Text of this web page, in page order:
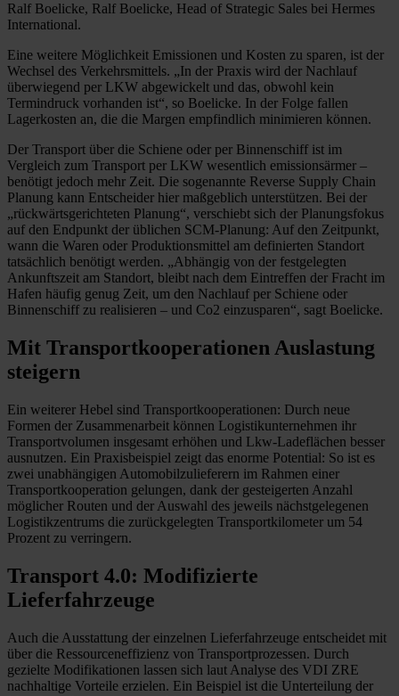
Ralf Boelicke, Ralf Boelicke, Head of Strategic Sales bei Hermes
International.
Eine weitere Möglichkeit Emissionen und Kosten zu sparen, ist der
Wechsel des Verkehrsmittels. „In der Praxis wird der Nachlauf
überwiegend per LKW abgewickelt und das, obwohl kein
Termindruck vorhanden ist“, so Boelicke. In der Folge fallen
Lagerkosten an, die die Margen empfindlich minimieren können.
Der Transport über die Schiene oder per Binnenschiff ist im
Vergleich zum Transport per LKW wesentlich emissionsärmer –
benötigt jedoch mehr Zeit. Die sogenannte Reverse Supply Chain
Planung kann Entscheider hier maßgeblich unterstützen. Bei der
„rückwärtsgerichteten Planung“, verschiebt sich der Planungsfokus
auf den Endpunkt der üblichen SCM-Planung: Auf den Zeitpunkt,
wann die Waren oder Produktionsmittel am definierten Standort
tatsächlich benötigt werden. „Abhängig von der festgelegten
Ankunftszeit am Standort, bleibt nach dem Eintreffen der Fracht im
Hafen häufig genug Zeit, um den Nachlauf per Schiene oder
Binnenschiff zu realisieren – und Co2 einzusparen“, sagt Boelicke.
Mit Transportkooperationen Auslastung
steigern
Ein weiterer Hebel sind Transportkooperationen: Durch neue
Formen der Zusammenarbeit können Logistikunternehmen ihr
Transportvolumen insgesamt erhöhen und Lkw-Ladeflächen besser
ausnutzen. Ein Praxisbeispiel zeigt das enorme Potential: So ist es
zwei unabhängigen Automobilzulieferern im Rahmen einer
Transportkooperation gelungen, dank der gesteigerten Anzahl
möglicher Routen und der Auswahl des jeweils nächstgelegenen
Logistikzentrums die zurückgelegten Transportkilometer um 54
Prozent zu verringern.
Transport 4.0: Modifizierte
Lieferfahrzeuge
Auch die Ausstattung der einzelnen Lieferfahrzeuge entscheidet mit
über die Ressourceneffizienz von Transportprozessen. Durch
gezielte Modifikationen lassen sich laut Analyse des VDI ZRE
nachhaltige Vorteile erzielen. Ein Beispiel ist die Unterteilung der